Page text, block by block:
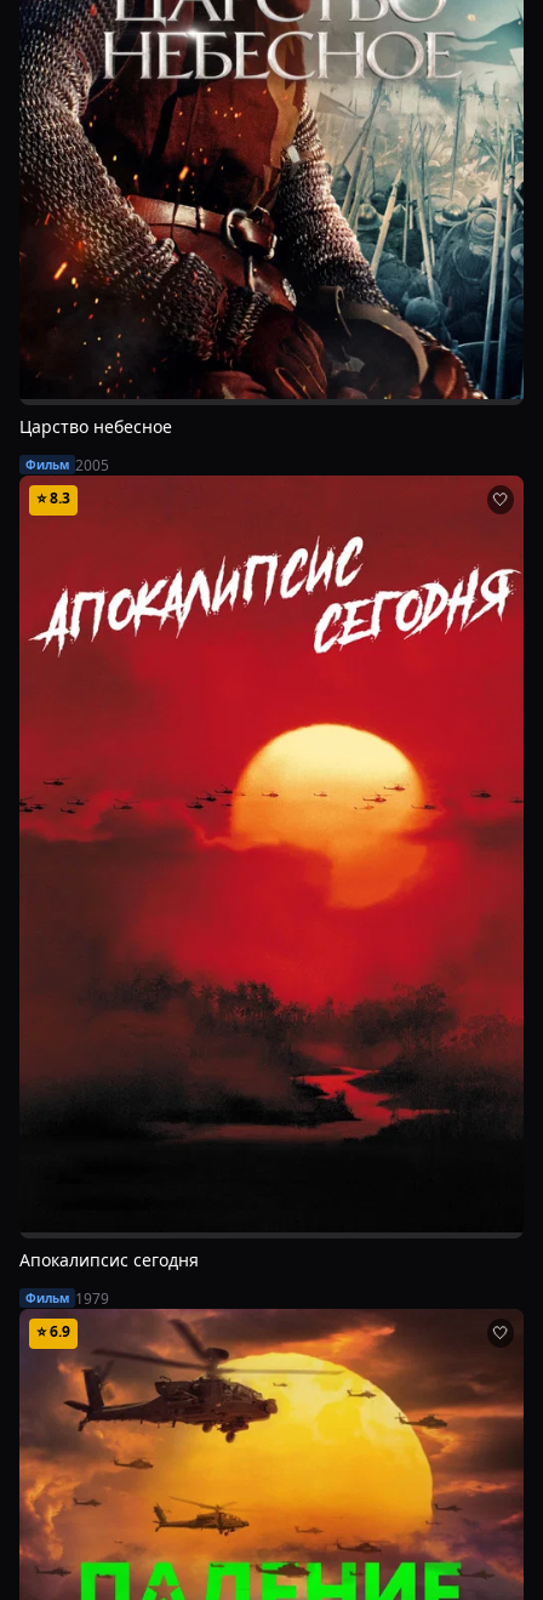
Царство небесное
Фильм 2005
⭐8.3 🤍
Апокалипсис сегодня
Фильм 1979
⭐6.9 🤍